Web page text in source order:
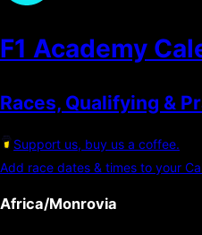
F1 Academy
Races, Qualifying &
Support us, buy us a coffee.
Add race dates & times to your
Africa/Monrovia